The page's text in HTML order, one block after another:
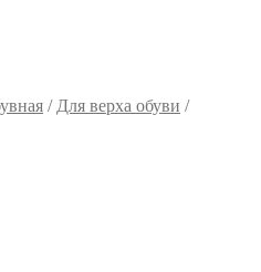
/ Для верха обуви /